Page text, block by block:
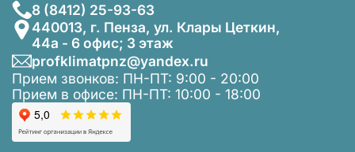
8 (8412) 25-93-63
440013, г. Пенза, ул. Клары Цеткин,
44а - 6 офис; 3 этаж
profklimatpnz@yandex.ru
Прием звонков: ПН-ПТ: 9:00 - 20:00
Прием в офисе: ПН-ПТ: 10:00 - 18:00